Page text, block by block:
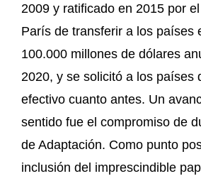
2009 y ratificado en 2015 por
París de transferir a los países
100.000 millones de dólares
2020, y se solicitó a los países
efectivo cuanto antes. Un
sentido fue el compromiso de
de Adaptación. Como punto
inclusión del imprescindible